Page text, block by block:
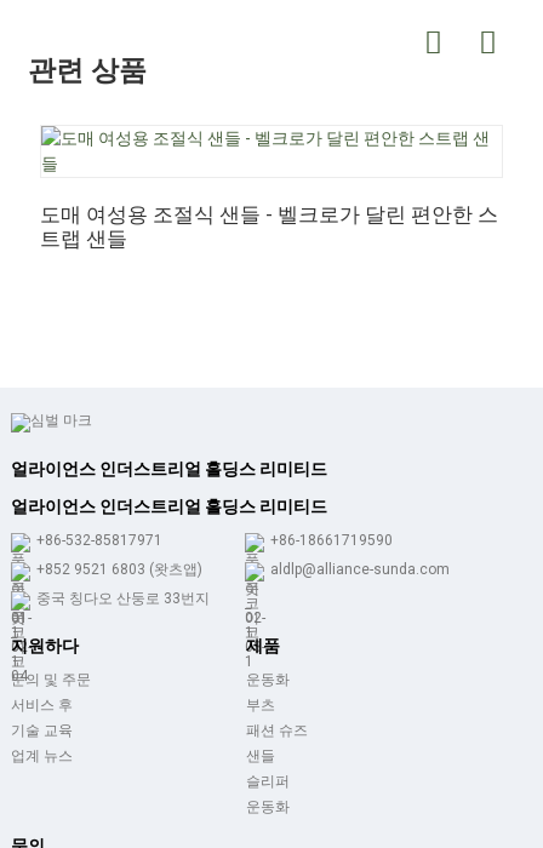
관련 상품
도매 여성용 조절식 샌들 - 벨크로가 달린 편안한 스
트랩 샌들
얼라이언스 인더스트리얼 홀딩스 리미티드
얼라이언스 인더스트리얼 홀딩스 리미티드
+86-532-85817971
+86-18661719590
+852 9521 6803 (왓츠앱)
aldlp@alliance-sunda.com
중국 칭다오 산둥로 33번지
지원하다
문의 및 주문
서비스 후
기술 교육
업계 뉴스
제품
운동화
부츠
패션 슈즈
샌들
슬리퍼
운동화